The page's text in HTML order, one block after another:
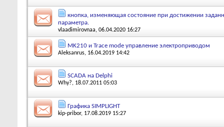
кнопка, изменяющая состояние при достижении
параметра.
vlaadimirovnaa, 06.04.2020 16:27
MK210 и Trace mode управление электроприводом
Aleksanrus, 16.04.2019 14:42
SCADA на Delphi
Why?, 18.07.2011 05:03
Графика SIMPLIGHT
kip-pribor, 17.08.2019 15:27